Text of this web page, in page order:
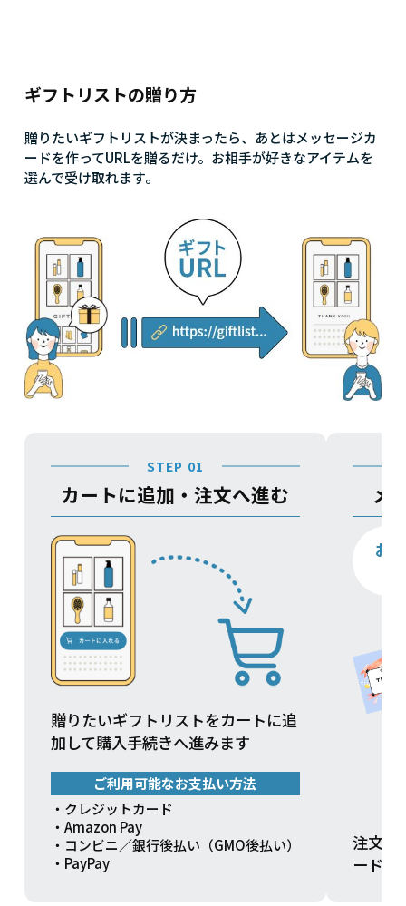
ギフトリストの贈り方
贈りたいギフトリストが決まったら、あとはメッセージカ
ードを作ってURLを贈るだけ。お相手が好きなアイテムを
選んで受け取れます。
STEP 01
カートに追加・注文へ進む
贈りたいギフトリストをカートに追
加して購入手続きへ進みます
ご利用可能なお支払い方法
・クレジットカード
・Amazon Pay
・コンビニ／銀行後払い（GMO後払い）
・PayPay
メ
お
注文方
ードを